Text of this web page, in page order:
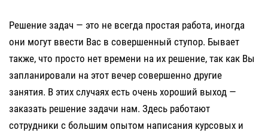
Решение задач — это не всегда простая работа, иногда
они могут ввести Вас в совершенный ступор. Бывает
также, что просто нет времени на их решение, так как Вы
запланировали на этот вечер совершенно другие
занятия. В этих случаях есть очень хороший выход —
заказать решение задачи нам. Здесь работают
сотрудники с большим опытом написания курсовых и